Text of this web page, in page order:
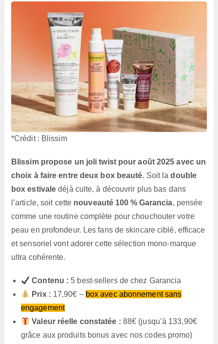
*Crédit : Blissim
Blissim propose un joli twist pour août 2025 avec un
choix à faire entre deux box beauté. Soit ladouble
box estivale déjà culte, à découvrir plus bas dans
l’article, soit cette nouveauté 100 % Garancia, pensée
comme une routine complète pour chouchouter votre
peau en profondeur. Les fans de skincare ciblé, efficace
et sensoriel vont adorer cette sélection mono-marque
ultra cohérente.
Contenu : 5 best-sellers de chez Garancia
Prix : 17,90€ – box avec abonnement sans
engagement
Valeur réelle constatée : 88€ (jusqu’à 133,90€
grâce aux produits bonus avec nos codes promo)